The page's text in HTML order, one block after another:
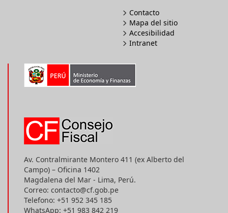
Contacto
Mapa del sitio
Accesibilidad
Intranet
Av. Contralmirante Montero 411 (ex Alberto del
Campo) – Oficina 1402
Magdalena del Mar - Lima, Perú.
Correo: contacto@cf.gob.pe
Telefono: +51 952 345 185
WhatsApp: +51 983 842 219